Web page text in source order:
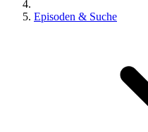
Episoden & Suche